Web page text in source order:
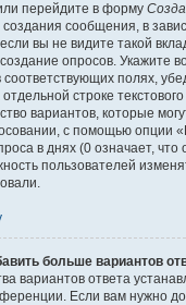
перейдите в форму
сообщения, в
вы не видите такой
опросов. Укажите
соответствующих полях,
строке
вариантов, которые
с помощью опции
в днях (0 означает, что
пользователей
больше вариантов
вариантов ответа
Если вам нужно